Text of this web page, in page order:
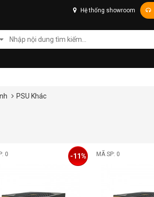
Hệ thống showroom
PSU Khác
0 -11% MÃ SP: 0